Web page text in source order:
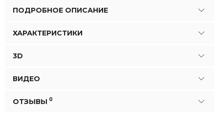
ПОДРОБНОЕ ОПИСАНИЕ
ХАРАКТЕРИСТИКИ
3D
ВИДЕО
ОТЗЫВЫ 0